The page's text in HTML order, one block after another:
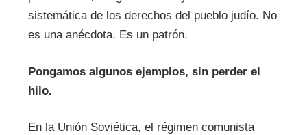
sistemática de los derechos del pueblo judío. No
es una anécdota. Es un patrón.
Pongamos algunos ejemplos, sin perder el
hilo.
En la Unión Soviética, el régimen comunista